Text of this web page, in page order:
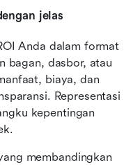
jelas
Anda dalam format
bagan, dasbor, atau
biaya, dan
Representasi
kepentingan
membandingkan